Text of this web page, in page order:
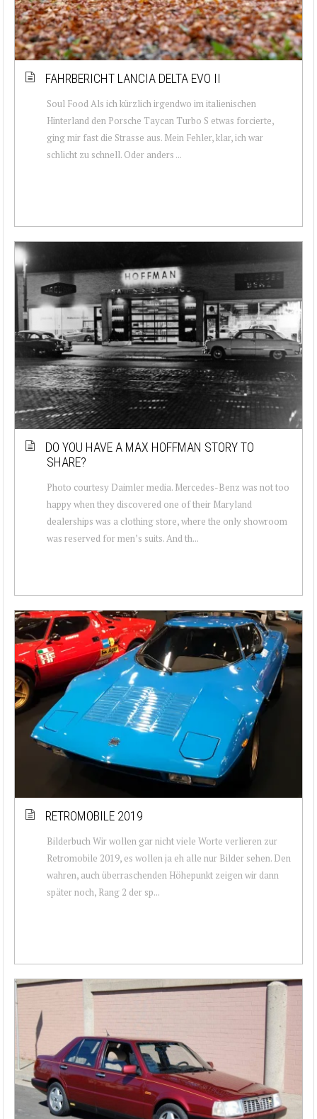
FAHRBERICHT LANCIA DELTA EVO II
Soul Food Als ich kürzlich irgendwo im italienischen
Hinterland den Porsche Taycan Turbo S etwas forcierte,
ging mir fast die Strasse aus. Mein Fehler, klar, ich war
schlicht zu schnell. Oder anders ...
DO YOU HAVE A MAX HOFFMAN STORY TO
SHARE?
Photo courtesy Daimler media. Mercedes-Benz was not too
happy when they discovered one of their Maryland
dealerships was a clothing store, where the only showroom
was reserved for men’s suits. And th...
RETROMOBILE 2019
Bilderbuch Wir wollen gar nicht viele Worte verlieren zur
Retromobile 2019, es wollen ja eh alle nur Bilder sehen. Den
wahren, auch überraschenden Höhepunkt zeigen wir dann
später noch, Rang 2 der sp...